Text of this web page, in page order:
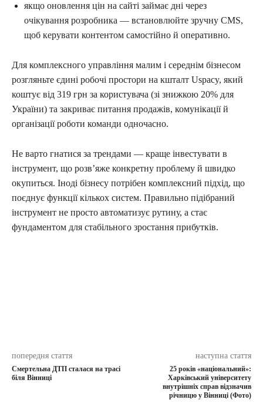
якщо оновлення цін на сайті займає дні через
очікування розробника — встановлюйте зручну CMS,
щоб керувати контентом самостійно й оперативно.
Для комплексного управління малим і середнім бізнесом
розгляньте єдині робочі простори на кшталт Uspacy, який
коштує від 319 грн за користувача (зі знижкою 20% для
України) та закриває питання продажів, комунікації й
організації роботи команди одночасно.
Не варто гнатися за трендами — краще інвестувати в
інструмент, що розвʼяже конкретну проблему й швидко
окупиться. Іноді бізнесу потрібен комплексний підхід, що
поєднує функції кількох систем. Правильно підібраний
інструмент не просто автоматизує рутину, а стає
фундаментом для стабільного зростання прибутків.
попередня стаття
Смертельна ДТП сталася на трасі
біля Вінниці
наступна стаття
25 років «національний»:
Харківський університету
внутрішніх справ відзначив
річницю у Вінниці (Фото)